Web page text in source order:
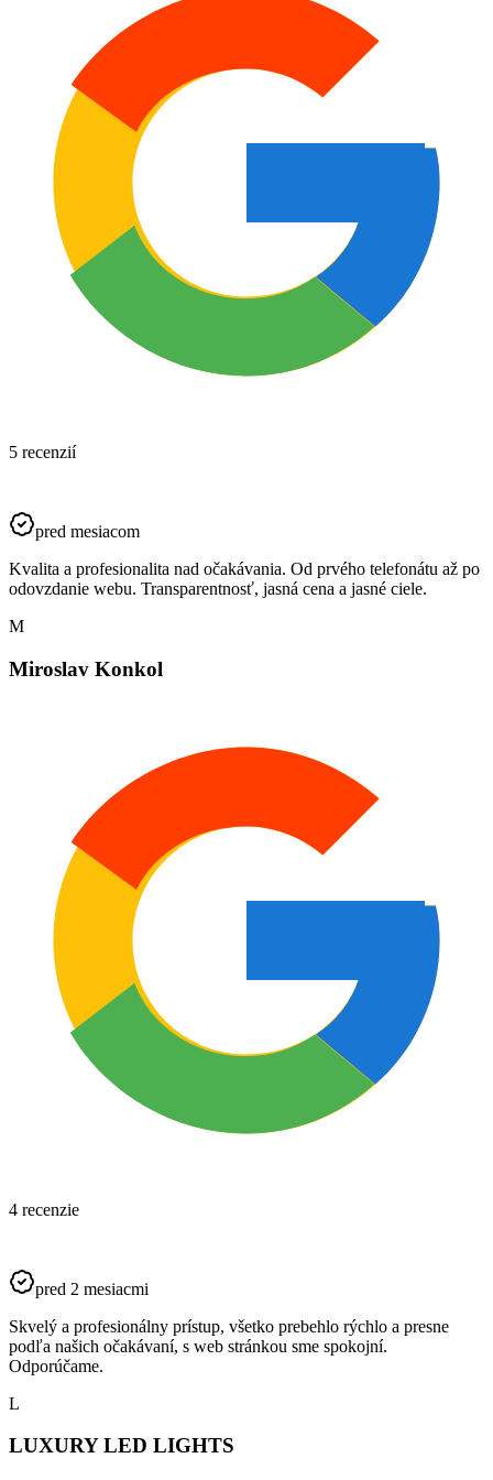
5 recenzií
pred mesiacom
Kvalita a profesionalita nad očakávania. Od prvého telefonátu až po
odovzdanie webu. Transparentnosť, jasná cena a jasné ciele.
M
Miroslav Konkol
4 recenzie
pred 2 mesiacmi
Skvelý a profesionálny prístup, všetko prebehlo rýchlo a presne
podľa našich očakávaní, s web stránkou sme spokojní.
Odporúčame.
L
LUXURY LED LIGHTS